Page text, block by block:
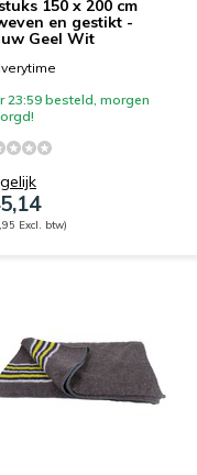
150 x 200 cm
en gestikt -
Geel Wit
23:59 besteld, morgen
Excl. btw)